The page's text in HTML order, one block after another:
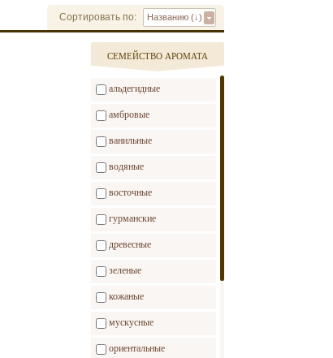
Сортировать по: Названию (↓)
CЕМЕЙСТВО АРОМАТА
альдегидные
амбровые
ванильные
водяные
восточные
гурманские
древесные
зеленые
кожаные
мускусные
ориентальные